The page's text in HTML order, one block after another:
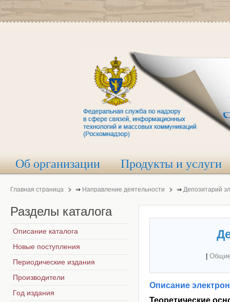
Об организации Продукты и услуги
Главная страница ⇒ Направление деятельности ⇒ Депозитарий
Описание
Разделы каталога
Описание каталога
Новые поступления
Периодические издания
Производители
Год издания